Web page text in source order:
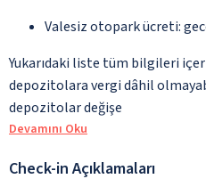
Valesiz otopark ücreti:
Yukarıdaki liste tüm bilgileri
depozitolara vergi dâhil
depozitolar değişe
Devamını Oku
Check-in Açıklamaları